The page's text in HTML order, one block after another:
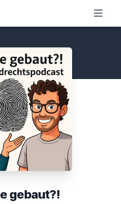
gebaut?!